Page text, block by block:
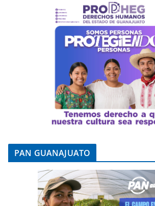
PAN GUANAJUATO